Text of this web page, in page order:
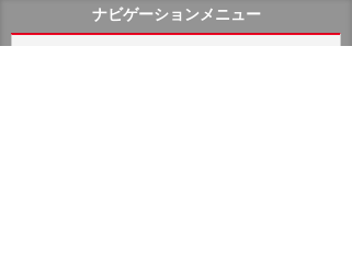
ナビゲーションメニュー